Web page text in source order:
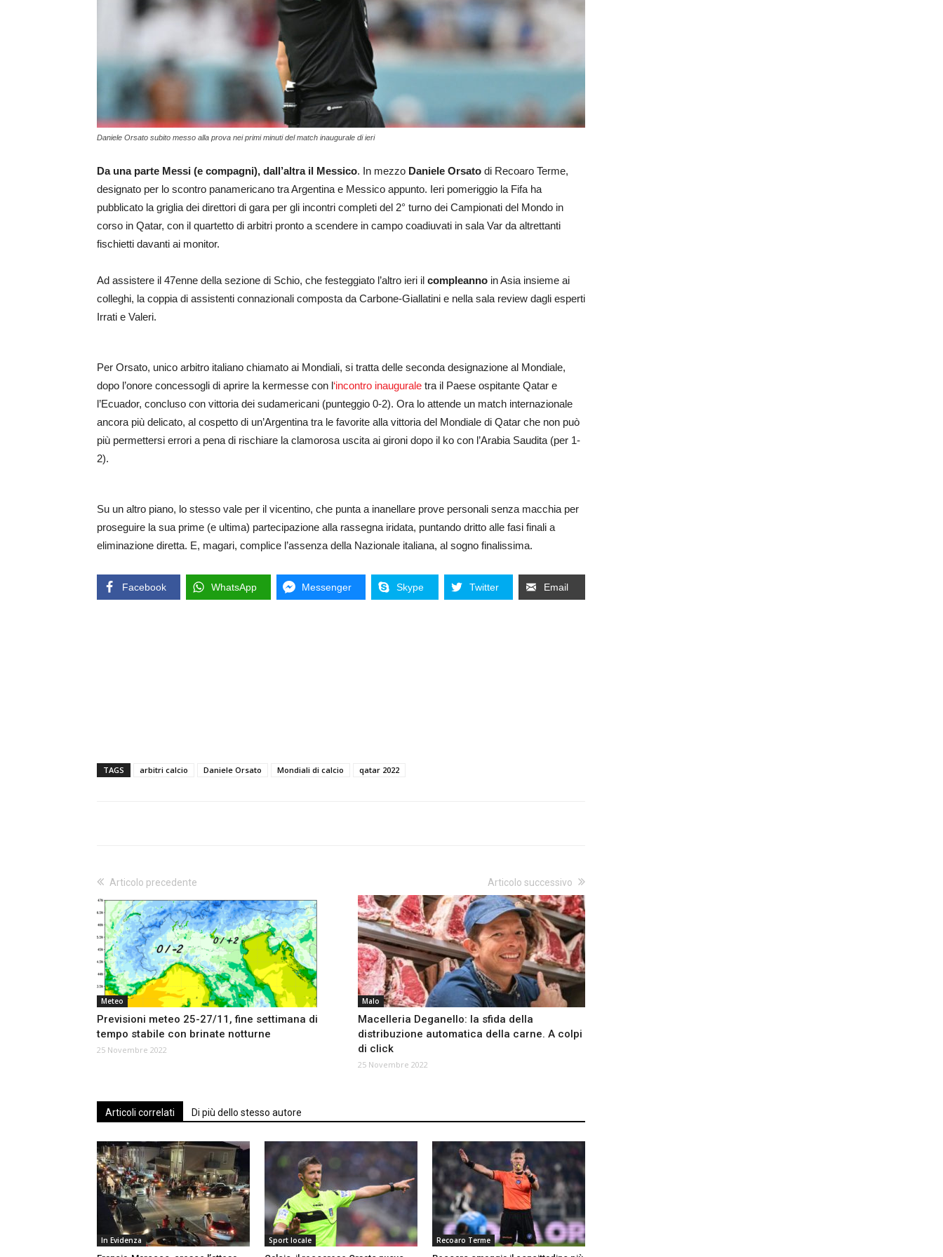
Daniele Orsato subito messo alla prova nei primi minuti del match inaugurale di ieri
Da una parte Messi (e compagni), dall’altra il Messico. In mezzo Daniele Orsato di Recoaro Terme,
designato per lo scontro panamericano tra Argentina e Messico appunto. Ieri pomeriggio la Fifa ha
pubblicato la griglia dei direttori di gara per gli incontri completi del 2° turno dei Campionati del Mondo in
corso in Qatar, con il quartetto di arbitri pronto a scendere in campo coadiuvati in sala Var da altrettanti
fischietti davanti ai monitor.
Ad assistere il 47enne della sezione di Schio, che festeggiato l’altro ieri il compleanno in Asia insieme ai
colleghi, la coppia di assistenti connazionali composta da Carbone-Giallatini e nella sala review dagli esperti
Irrati e Valeri.
Per Orsato, unico arbitro italiano chiamato ai Mondiali, si tratta delle seconda designazione al Mondiale,
dopo l’onore concessogli di aprire la kermesse con l‘incontro inaugurale tra il Paese ospitante Qatar e
l’Ecuador, concluso con vittoria dei sudamericani (punteggio 0-2). Ora lo attende un match internazionale
ancora più delicato, al cospetto di un’Argentina tra le favorite alla vittoria del Mondiale di Qatar che non può
più permettersi errori a pena di rischiare la clamorosa uscita ai gironi dopo il ko con l’Arabia Saudita (per 1-
2).
Su un altro piano, lo stesso vale per il vicentino, che punta a inanellare prove personali senza macchia per
proseguire la sua prime (e ultima) partecipazione alla rassegna iridata, puntando dritto alle fasi finali a
eliminazione diretta. E, magari, complice l’assenza della Nazionale italiana, al sogno finalissima.
Facebook WhatsApp Messenger Skype Twitter Email
TAGS arbitri calcio Daniele Orsato Mondiali di calcio qatar 2022
Articolo precedente
Meteo
Previsioni meteo 25-27/11, fine settimana di
tempo stabile con brinate notturne
25 Novembre 2022
Articolo successivo
Malo
Macelleria Deganello: la sfida della
distribuzione automatica della carne. A colpi
di click
25 Novembre 2022
Articoli correlati Di più dello stesso autore
In Evidenza Sport locale Recoaro Terme